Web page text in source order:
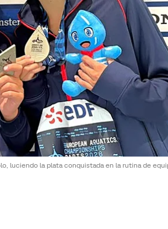
luciendo la plata conquistada en la rutina de